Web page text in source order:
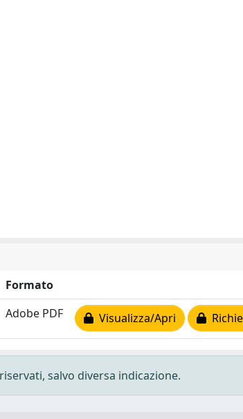
Formato
Adobe PDF Visualizza/Apri
salvo diversa indicazione.